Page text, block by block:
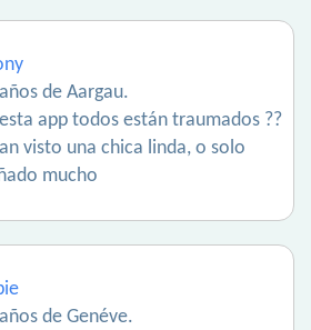
de Aargau.
app todos están traumados ??
visto una chica linda, o solo
mucho
de Genéve.